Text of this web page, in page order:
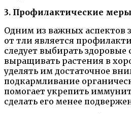
3. Профилактические
Одним из важных
от тли является
следует выбирать
выращивать растения в
уделять им достаточное
подкармливание
помогает укрепить
сделать его менее